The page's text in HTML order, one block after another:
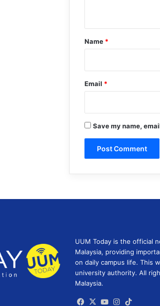
*
Name *
Email *
Save my name,
UUM Today is the official
Malaysia, providing
on daily campus life. This
university authority. All
Malaysia.
Facebook
X YouTubeInstagram